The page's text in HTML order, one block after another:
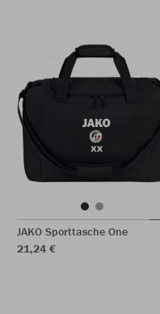
JAKO Sporttasche One
21,24 €